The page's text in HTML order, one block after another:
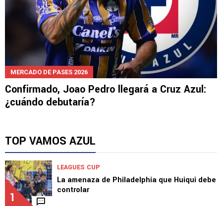
MERCADO DE PASES 2026
Confirmado, Joao Pedro llegará a Cruz Azul:
¿cuándo debutaría?
TOP VAMOS AZUL
1
LEAGUES CUP
La amenaza de Philadelphia que Huiqui debe
controlar